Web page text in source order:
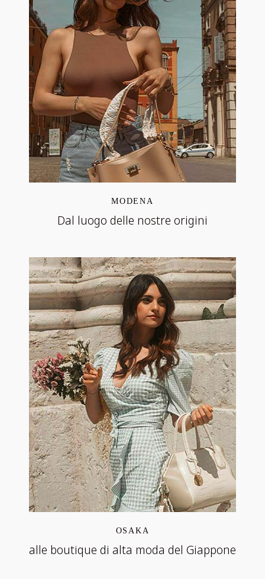
MODENA
Dal luogo delle nostre origini
OSAKA
alle boutique di alta moda del Giappone